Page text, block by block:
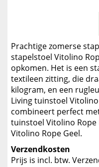
Prachtige zomerse
stapelstoel Vitolino
opkomen. Het is een
textileen zitting, die
kilogram, en een
Living tuinstoel
combineert perfect
tuinstoel Vitolino Rope
Vitolino Rope Geel.
Verzendkosten
Prijs is incl. btw.